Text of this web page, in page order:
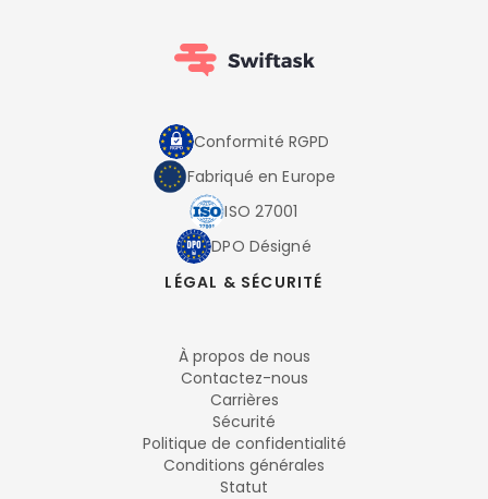
Conformité RGPD
Fabriqué en Europe
ISO 27001
DPO Désigné
LÉGAL & SÉCURITÉ
À propos de nous
Contactez-nous
Carrières
Sécurité
Politique de confidentialité
Conditions générales
Statut